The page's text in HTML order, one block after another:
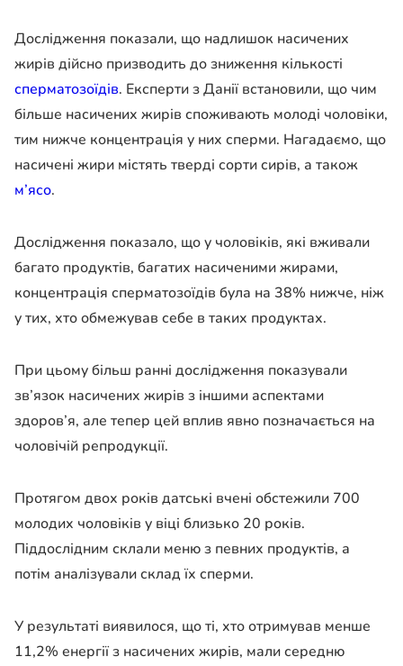
Дослідження показали, що надлишок насичених
жирів дійсно призводить до зниження кількості
сперматозоїдів. Експерти з Данії встановили, що чим
більше насичених жирів споживають молоді чоловіки,
тим нижче концентрація у них сперми. Нагадаємо, що
насичені жири містять тверді сорти сирів, а також
м’ясо.
Дослідження показало, що у чоловіків, які вживали
багато продуктів, багатих насиченими жирами,
концентрація сперматозоїдів була на 38% нижче, ніж
у тих, хто обмежував себе в таких продуктах.
При цьому більш ранні дослідження показували
зв’язок насичених жирів з іншими аспектами
здоров’я, але тепер цей вплив явно позначається на
чоловічій репродукції.
Протягом двох років датські вчені обстежили 700
молодих чоловіків у віці близько 20 років.
Піддослідним склали меню з певних продуктів, а
потім аналізували склад їх сперми.
У результаті виявилося, що ті, хто отримував менше
11,2% енергії з насичених жирів, мали середню